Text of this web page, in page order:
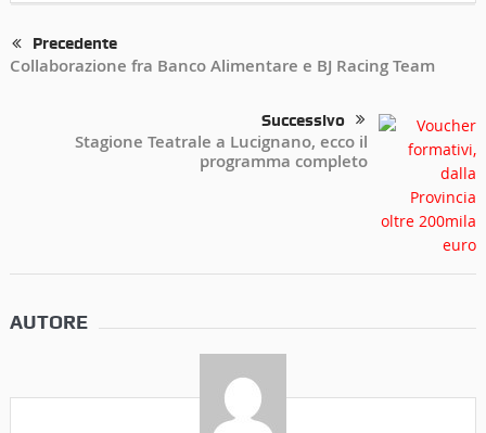
Precedente
Collaborazione fra Banco Alimentare e BJ Racing Team
Successivo
Stagione Teatrale a Lucignano, ecco il
programma completo
AUTORE